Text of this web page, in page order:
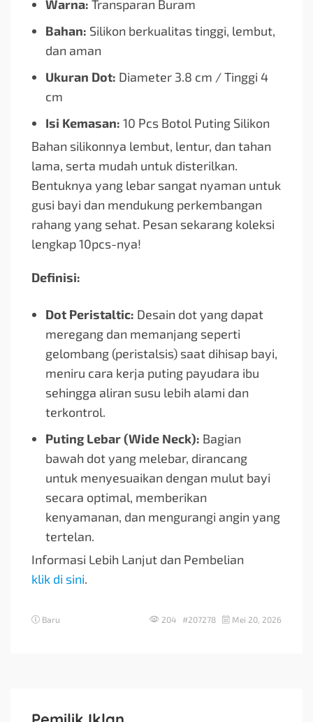
Warna: Transparan Buram
Bahan: Silikon berkualitas tinggi, lembut,
dan aman
Ukuran Dot: Diameter 3.8 cm / Tinggi 4
cm
Isi Kemasan: 10 Pcs Botol Puting Silikon
Bahan silikonnya lembut, lentur, dan tahan
lama, serta mudah untuk disterilkan.
Bentuknya yang lebar sangat nyaman untuk
gusi bayi dan mendukung perkembangan
rahang yang sehat. Pesan sekarang koleksi
lengkap 10pcs-nya!
Definisi:
Dot Peristaltic: Desain dot yang dapat
meregang dan memanjang seperti
gelombang (peristalsis) saat dihisap bayi,
meniru cara kerja puting payudara ibu
sehingga aliran susu lebih alami dan
terkontrol.
Puting Lebar (Wide Neck): Bagian
bawah dot yang melebar, dirancang
untuk menyesuaikan dengan mulut bayi
secara optimal, memberikan
kenyamanan, dan mengurangi angin yang
tertelan.
Informasi Lebih Lanjut dan Pembelian
klik di sini.
Baru 204 #207278 Mei 20, 2026